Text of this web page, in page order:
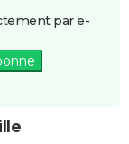
par e-